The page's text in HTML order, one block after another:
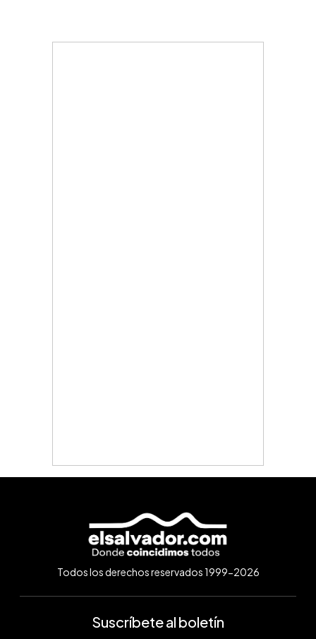
Todos los derechos reservados 1999-2026
Suscríbete al boletín